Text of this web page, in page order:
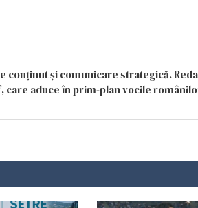
conținut și comunicare strategică.
care aduce în prim-plan vocile